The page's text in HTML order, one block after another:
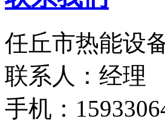
任丘市热能设
联系人：经理
手机：